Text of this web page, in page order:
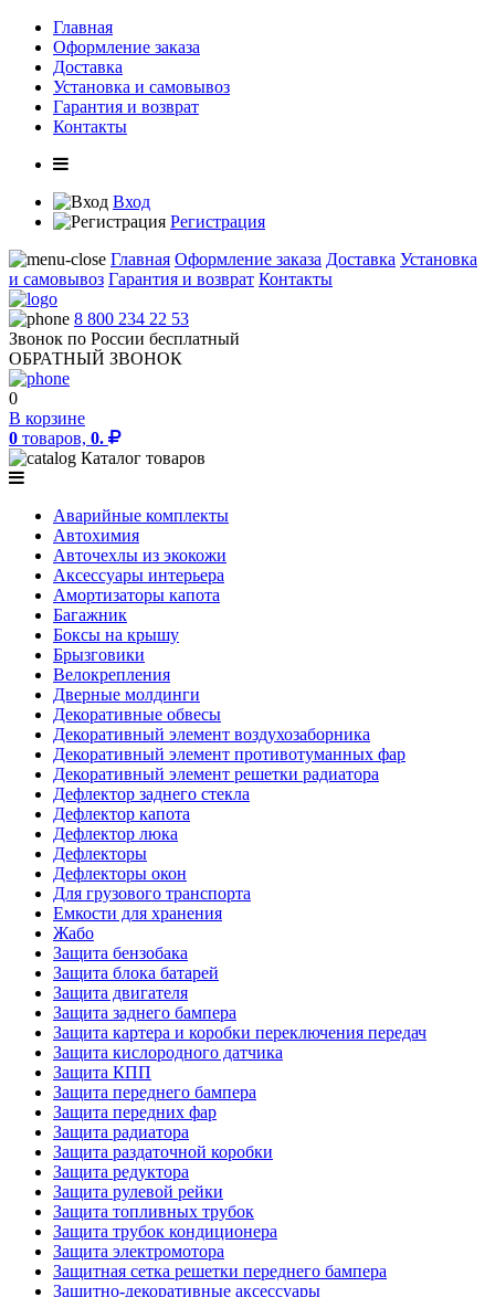
Главная
Оформление заказа
Доставка
Установка и самовывоз
Гарантия и возврат
Контакты
Вход
Регистрация
Главная Оформление заказа Доставка Установка
и самовывоз Гарантия и возврат Контакты
8 800 234 22 53
Звонок по России бесплатный
ОБРАТНЫЙ ЗВОНОК
0
В корзине
0 товаров, 0.
Каталог товаров
Аварийные комплекты
Автохимия
Авточехлы из экокожи
Аксессуары интерьера
Амортизаторы капота
Багажник
Боксы на крышу
Брызговики
Велокрепления
Дверные молдинги
Декоративные обвесы
Декоративный элемент воздухозаборника
Декоративный элемент противотуманных фар
Декоративный элемент решетки радиатора
Дефлектор заднего стекла
Дефлектор капота
Дефлектор люка
Дефлекторы
Дефлекторы окон
Для грузового транспорта
Емкости для хранения
Жабо
Защита бензобака
Защита блока батарей
Защита двигателя
Защита заднего бампера
Защита картера и коробки переключения передач
Защита кислородного датчика
Защита КПП
Защита переднего бампера
Защита передних фар
Защита радиатора
Защита раздаточной коробки
Защита редуктора
Защита рулевой рейки
Защита топливных трубок
Защита трубок кондиционера
Защита электромотора
Защитная сетка решетки переднего бампера
Защитно-декоративные аксессуары